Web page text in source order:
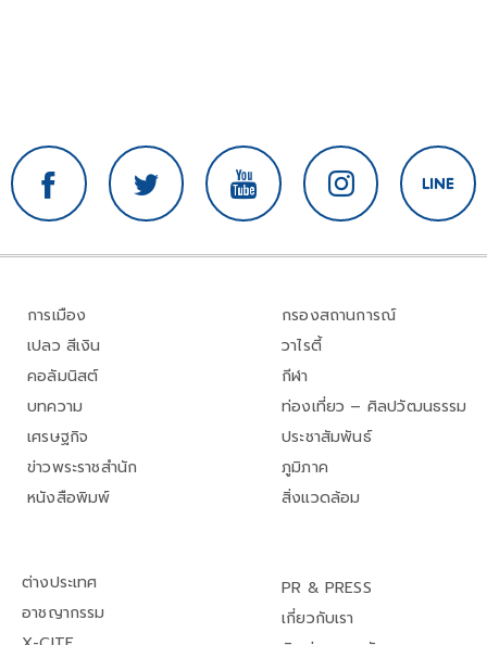
การเมือง
เปลว สีเงิน
คอลัมนิสต์
บทความ
เศรษฐกิจ
ข่าวพระราชสำนัก
หนังสือพิมพ์
กรองสถานการณ์
วาไรตี้
กีฬา
ท่องเที่ยว – ศิลปวัฒนธรรม
ประชาสัมพันธ์
ภูมิภาค
สิ่งแวดล้อม
ต่างประเทศ
อาชญากรรม
PR & PRESS
เกี่ยวกับเรา